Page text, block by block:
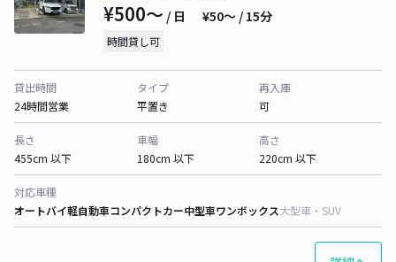
¥500〜 / 日 ¥50〜 / 15分
時間貸し可
貸出時間
24時間営業
タイプ
平置き
再入庫
可
長さ
455cm 以下
車幅
180cm 以下
高さ
220cm 以下
対応車種
オートバイ軽自動車コンパクトカー中型車ワンボックス大型車・SUV